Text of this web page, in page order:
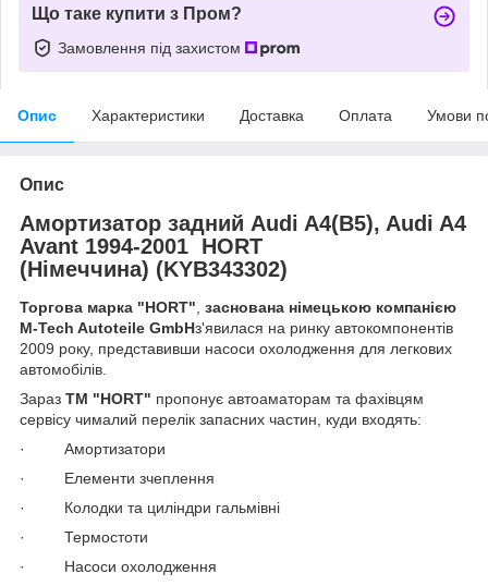
Що таке купити з Пром?
Замовлення під захистом
Опис Характеристики Доставка Оплата Умови
Опис
Амортизатор задний Audi A4(B5), Audi A4
Avant 1994-2001 HORT
(Німеччина) (KYB343302)
Торгова марка "HORT", заснована німецькою компанією
M-Tech Autoteile GmbHз'явилася на ринку автокомпонентів
2009 року, представивши насоси охолодження для легкових
автомобілів.
Зараз TM "HORT" пропонує автоаматорам та фахівцям
сервісу чималий перелік запасних частин, куди входять:
· Амортизатори
· Елементи зчеплення
· Колодки та циліндри гальмівні
· Термостоти
· Насоси охолодження